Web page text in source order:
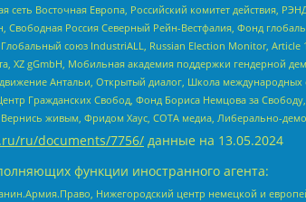
сеть Восточная Европа, Российский комитет действия,
Свободная Россия Северный Рейн-Вестфалия, Фонд
союз IndustriALL, Russian Election Monitor,
XZ gGmbH, Мобильная академия поддержки гендерной
Антальи, Открытый диалог, Школа
Гражданских Свобод, Фонд Бориса Немцова за
живым, Фридом Хаус, СОТА медиа, Либерально-
ru/documents/7756/ данные на 13.05.2024
функции иностранного агента:
Нижегородский центр немецкой и